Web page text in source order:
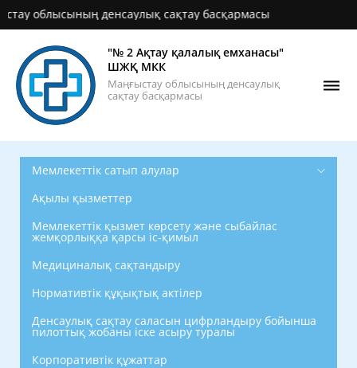
денсаулық сақтау басқармасы
"№ 2 Ақтау қалалық емханасы"
ШЖҚ МКК
Маңғыстау облысының денсаулық
сақтау басқармасы
Мемлекеттік сатып алулар
Ақылы қызметтер
Мемлекеттік қызмет көрсету және сыбайлас
жемқорлыққа қарсы іс-қимыл
Медициналық сақтандыру
Нормативтік құқықтық актілер
Денсаулық сақтау саласын цифрландыру бойынша
пилоттық жобаны іске асыру туралы
Корпоративтік құжаттар